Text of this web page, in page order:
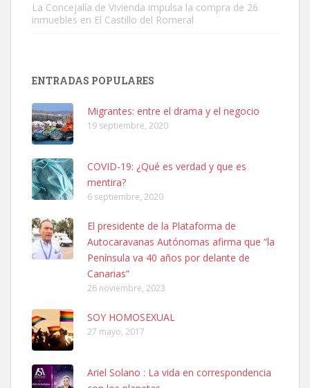
Leales.org » Gran Canaria
SHIBA PERDIDO AVDA JOSE MESA Y LOPEZ
PERRO MACHO RAZA SHIBA CON MICROCHIP PERDIDO HOY
06/07/2025 ZONA MESA Y LOPEZ. ES MUY ASUSTADIZO
Leales.org » Gran Canaria
6.7.2025
Ninfa perdida
La Concejalía de Vivienda impulsa la compra de 26
inmuebles en El Castillo del Romeral
ENTRADAS POPULARES
Migrantes: entre el drama y el negocio
19 septiembre, 2020
COVID-19: ¿Qué es verdad y que es
mentira?
6 septiembre, 2020
El presidente de la Plataforma de
Autocaravanas Autónomas afirma que “la
Península va 40 años por delante de
Canarias”
26 noviembre, 2023
SOY HOMOSEXUAL
27 mayo, 2017
Ariel Solano : La vida en correspondencia